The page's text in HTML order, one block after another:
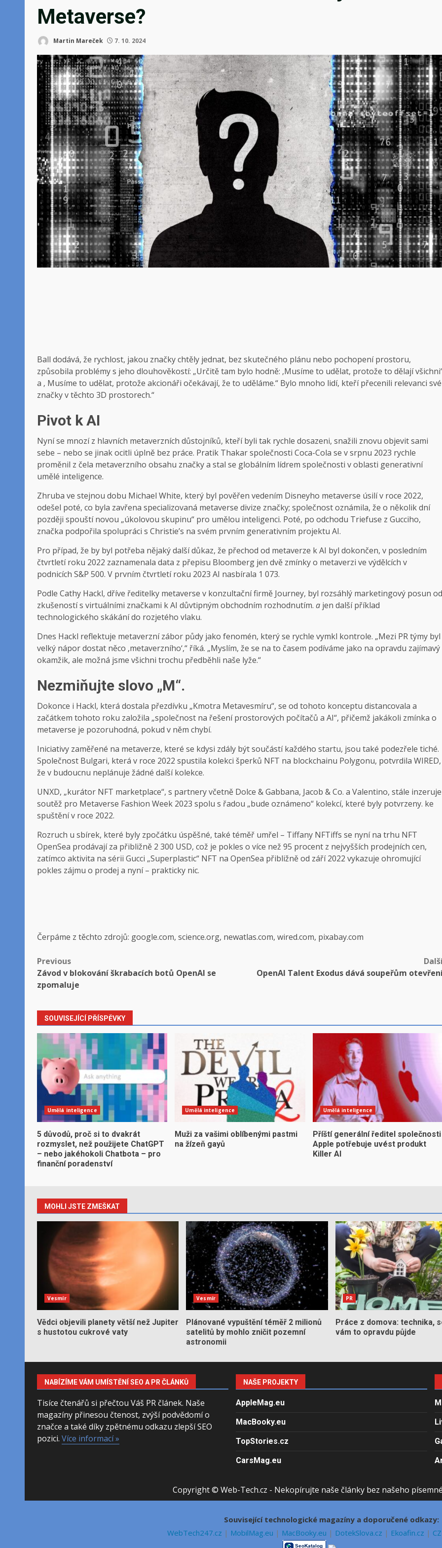
Metaverse?
Martin Mareček 7. 10. 2024
Ball dodává, že rychlost, jakou značky chtěly jednat, bez skutečného plánu nebo pochopení prostoru,
způsobila problémy s jeho dlouhověkostí: „Určitě tam bylo hodně: ‚Musíme to udělat, protože to dělají všichni‘
a ‚ Musíme to udělat, protože akcionáři očekávají, že to uděláme.“ Bylo mnoho lidí, kteří přecenili relevanci své
značky v těchto 3D prostorech.“
Pivot k AI
Nyní se mnozí z hlavních metaverzních důstojníků, kteří byli tak rychle dosazeni, snažili znovu objevit sami
sebe – nebo se jinak ocitli úplně bez práce. Pratik Thakar společnosti Coca-Cola se v srpnu 2023 rychle
proměnil z čela metaverzního obsahu značky a stal se globálním lídrem společnosti v oblasti generativní
umělé inteligence.
Zhruba ve stejnou dobu Michael White, který byl pověřen vedením Disneyho metaverse úsilí v roce 2022,
odešel poté, co byla zavřena specializovaná metaverse divize značky; společnost oznámila, že o několik dní
později spouští novou „úkolovou skupinu“ pro umělou inteligenci. Poté, po odchodu Triefuse z Gucciho,
značka podpořila spolupráci s Christie’s na svém prvním generativním projektu AI.
Pro případ, že by byl potřeba nějaký další důkaz, že přechod od metaverze k AI byl dokončen, v posledním
čtvrtletí roku 2022 zaznamenala data z přepisu Bloomberg jen dvě zmínky o metaverzi ve výdělcích v
podnicích S&P 500. V prvním čtvrtletí roku 2023 AI nasbírala 1 073.
Podle Cathy Hackl, dříve ředitelky metaverse v konzultační firmě Journey, byl rozsáhlý marketingový posun od
zkušeností s virtuálními značkami k AI důvtipným obchodním rozhodnutím. a jen další příklad
technologického skákání do rozjetého vlaku.
Dnes Hackl reflektuje metaverzní zábor půdy jako fenomén, který se rychle vymkl kontrole. „Mezi PR týmy byl
velký nápor dostat něco ‚metaverzního‘,“ říká. „Myslím, že se na to časem podíváme jako na opravdu zajímavý
okamžik, ale možná jsme všichni trochu předběhli naše lyže.“
Nezmiňujte slovo „M“.
Dokonce i Hackl, která dostala přezdívku „Kmotra Metavesmíru“, se od tohoto konceptu distancovala a
začátkem tohoto roku založila „společnost na řešení prostorových počítačů a AI“, přičemž jakákoli zmínka o
metaverse je pozoruhodná, pokud v něm chybí.
Iniciativy zaměřené na metaverze, které se kdysi zdály být součástí každého startu, jsou také podezřele tiché.
Společnost Bulgari, která v roce 2022 spustila kolekci šperků NFT na blockchainu Polygonu, potvrdila WIRED,
že v budoucnu neplánuje žádné další kolekce.
UNXD, „kurátor NFT marketplace“, s partnery včetně Dolce & Gabbana, Jacob & Co. a Valentino, stále inzeruje
soutěž pro Metaverse Fashion Week 2023 spolu s řadou „bude oznámeno“ kolekcí, které byly potvrzeny. ke
spuštění v roce 2022.
Rozruch u sbírek, které byly zpočátku úspěšné, také téměř umřel – Tiffany NFTiffs se nyní na trhu NFT
OpenSea prodávají za přibližně 2 300 USD, což je pokles o více než 95 procent z nejvyšších prodejních cen,
zatímco aktivita na sérii Gucci „Superplastic“ NFT na OpenSea přibližně od září 2022 vykazuje ohromující
pokles zájmu o prodej a nyní – prakticky nic.
Čerpáme z těchto zdrojů: google.com, science.org, newatlas.com, wired.com, pixabay.com
Post
navigation
Previous
Závod v blokování škrabacích botů OpenAI se
zpomaluje
OpenAI Talent Exodus dává soupeřům
SOUVISEJÍCÍ PŘÍSPĚVKY
Umělá inteligence
5 důvodů, proč si to dvakrát
rozmyslet, než použijete ChatGPT
– nebo jakéhokoli Chatbota – pro
finanční poradenství
Umělá inteligence
Muži za vašimi oblíbenými pastmi
na žízeň gayů
Umělá inteligence
Příští generální ředitel společnosti
Apple potřebuje uvést produkt
Killer AI
MOHLI JSTE ZMEŠKAT
Vesmír
Vědci objevili planety větší než Jupiter
s hustotou cukrové vaty
Vesmír
Plánované vypuštění téměř 2 milionů
satelitů by mohlo zničit pozemní
astronomii
PR
Práce z domova: technika,
vám to opravdu půjde
NABÍZÍME VÁM UMÍSTĚNÍ SEO A PR ČLÁNKŮ
Tisíce čtenářů si přečtou Váš PR článek. Naše
magazíny přinesou čtenost, zvýší podvědomí o
značce a také díky zpětnému odkazu zlepší SEO
pozici. Více informací »
NAŠE PROJEKTY
AppleMag.eu
MacBooky.eu
TopStories.cz
CarsMag.eu
Copyright © Web-Tech.cz - Nekopírujte naše články bez našeho
Související technologické magazíny a doporučené odkazy:
WebTech247.cz | MobilMag.eu | MacBooky.eu | DotekSlova.cz | Ekoafin.cz |